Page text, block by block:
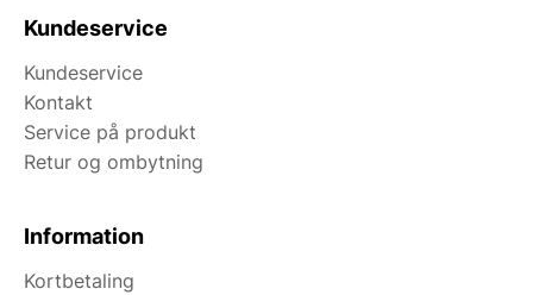
Kundeservice
Kundeservice
Kontakt
Service på produkt
Retur og ombytning
Information
Kortbetaling